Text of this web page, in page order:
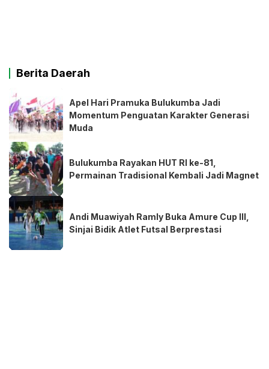
Berita Daerah
Apel Hari Pramuka Bulukumba Jadi
Momentum Penguatan Karakter Generasi
Muda
Bulukumba Rayakan HUT RI ke-81,
Permainan Tradisional Kembali Jadi Magnet
Andi Muawiyah Ramly Buka Amure Cup III,
Sinjai Bidik Atlet Futsal Berprestasi